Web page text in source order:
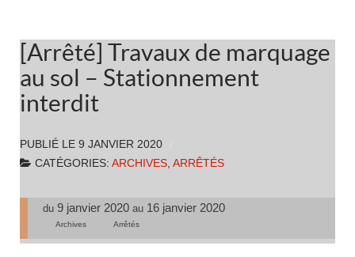
[Arrêté] Travaux de marquage
au sol – Stationnement
interdit
PUBLIÉ LE 9 JANVIER 2020
CATÉGORIES: ARCHIVES, ARRÊTÉS
du 9 janvier 2020 au 16 janvier 2020
Archives Arrêtés